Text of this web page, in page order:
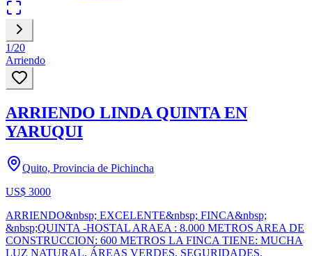
1/20
Arriendo
ARRIENDO LINDA QUINTA EN
YARUQUI
Quito, Provincia de Pichincha
US$ 3000
ARRIENDO&nbsp; EXCELENTE&nbsp; FINCA&nbsp;
&nbsp;QUINTA -HOSTAL ARAEA : 8.000 METROS AREA DE
CONSTRUCCION: 600 METROS LA FINCA TIENE: MUCHA
LUZ NATURAL, ÁREAS VERDES, SEGURIDADES,